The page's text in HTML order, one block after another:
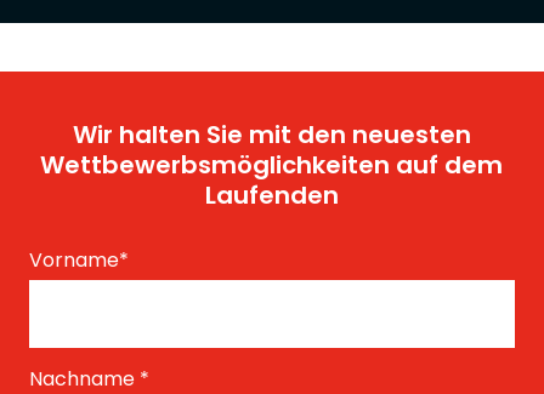
Wir halten Sie mit den neuesten
Wettbewerbsmöglichkeiten auf dem
Laufenden
Vorname*
Nachname *